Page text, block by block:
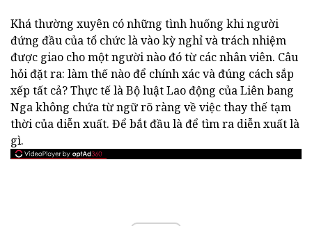
Khá thường xuyên có những tình huống khi người
đứng đầu của tổ chức là vào kỳ nghỉ và trách nhiệm
được giao cho một người nào đó từ các nhân viên. Câu
hỏi đặt ra: làm thế nào để chính xác và đúng cách sắp
xếp tất cả? Thực tế là Bộ luật Lao động của Liên bang
Nga không chứa từ ngữ rõ ràng về việc thay thế tạm
thời của diễn xuất. Để bắt đầu là để tìm ra diễn xuất là
gì.